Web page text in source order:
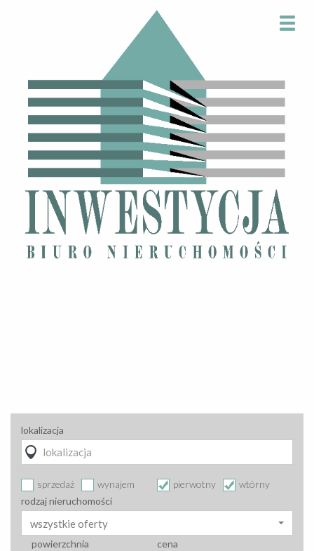
lokalizacja
sprzedaż wynajem pierwotny
wtórny
rodzaj nieruchomości
wszystkie oferty
powierzchnia cena